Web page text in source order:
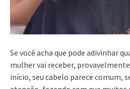
Se você acha que pode adivinhar
mulher vai receber,
início, seu cabelo parece comum,